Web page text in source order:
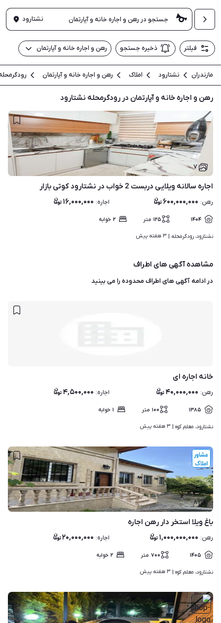
نشتارود
فیلتر ذخیره جستجو رهن و اجاره خانه و آپارتمان
مازندران نشتارود املاک رهن و اجاره خانه و آپارتمان
رهن و اجاره خانه و آپارتمان در رودگرمحله نشتارود
۷
اجاره سالانه ویلایی دربست 2 خواب در نشتارود کوتی بازار
رهن: ۶۰۰,۰۰۰,۰۰۰ اجاره: ۱۶,۰۰۰,۰۰۰
۱۴۰۴ ۱۲۵ متر ۲ خوابه
نشتارود، رودگرمحله | ۳ هفته پیش
مشاهده آگهی های اطراف
در ادامه آگهی هایاطراف محدودهرا می بینید
خانه اجاره ای
رهن: ۴۰,۰۰۰,۰۰۰ اجاره: ۴,۵۰۰,۰۰۰
۱۳۸۵ ۱۰۰ متر ۱ خوابه
نشتارود، معلم کوه | ۳ هفته پیش
۸
باغ ویلا استخر دار رهن اجاره
رهن: ۱,۰۰۰,۰۰۰,۰۰۰ اجاره: ۲۰,۰۰۰,۰۰۰
۱۴۰۵ ۷۰۰ متر ۲ خوابه
نشتارود، معلم کوه | ۳ هفته پیش